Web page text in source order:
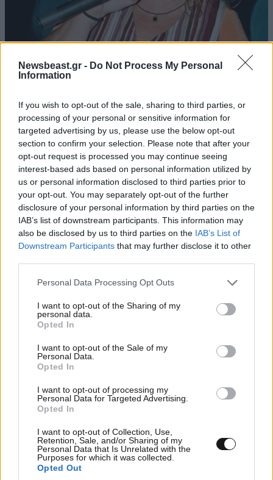
Newsbeast.gr - Do Not Process My Personal
Information
If you wish to opt-out of the sale, sharing to third parties, or
processing of your personal or sensitive information for
targeted advertising by us, please use the below opt-out
section to confirm your selection. Please note that after your
opt-out request is processed you may continue seeing
interest-based ads based on personal information utilized by
us or personal information disclosed to third parties prior to
your opt-out. You may separately opt-out of the further
disclosure of your personal information by third parties on the
IAB’s list of downstream participants. This information may
also be disclosed by us to third parties on the IAB’s List of
Downstream Participants that may further disclose it to other
Please note that this website/app uses one or more Google
not limited to your visit or usage behaviour. You may click to
grant or deny consent to Google and its third-party tags to
use your data for below specified purposes in below Google
consent section.
Personal Data Processing Opt Outs
I want to opt-out of the Sharing of my
personal data.
Opted In
I want to opt-out of the Sale of my
Personal Data.
Opted In
I want to opt-out of processing my
Personal Data for Targeted Advertising.
Opted In
I want to opt-out of Collection, Use,
Retention, Sale, and/or Sharing of my
Personal Data that Is Unrelated with the
Purposes for which it was collected.
Opted Out
Σαν σήμερα 6 Αυγούστου: Πεθαίνει η Ρίτα